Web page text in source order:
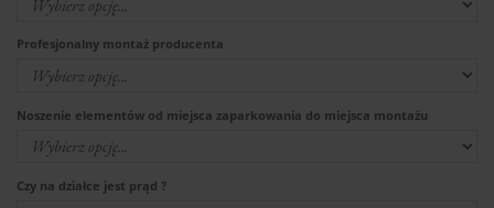
Profesjonalny montaż producenta
Noszenie elementów od miejsca zaparkowania do miejsca montażu
Czy na działce jest prąd ?